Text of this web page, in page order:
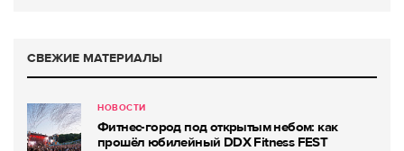
СВЕЖИЕ МАТЕРИАЛЫ
НОВОСТИ
Фитнес-город под открытым небом: как
прошёл юбилейный DDX Fitness FEST